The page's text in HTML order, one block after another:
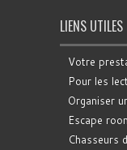
LIENS UTILES
Votre
Pour les
Organiser
Escape
Chasseurs